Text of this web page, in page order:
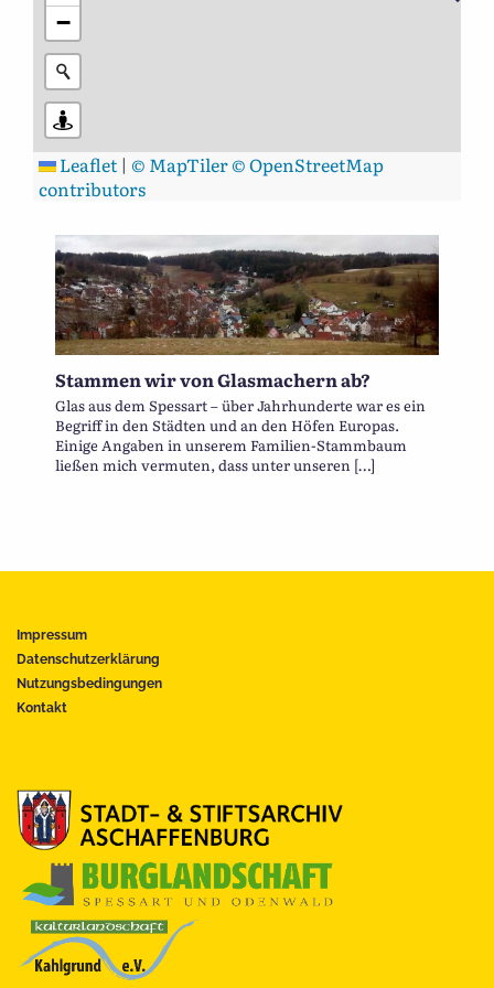
−
Leaflet | © MapTiler© OpenStreetMap
contributors
Stammen wir von Glasmachern ab?
Glas aus dem Spessart – über Jahrhunderte war es ein
Begriff in den Städten und an den Höfen Europas.
Einige Angaben in unserem Familien-Stammbaum
ließen mich vermuten, dass unter unseren […]
Impressum
Datenschutzerklärung
Nutzungsbedingungen
Kontakt